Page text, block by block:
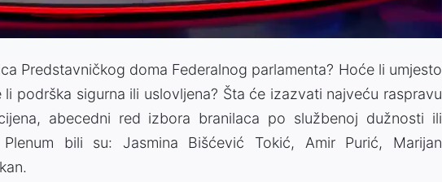
Predstavničkog doma Federalnog parlamenta? Hoće li umjesto
li podrška sigurna ili uslovljena? Šta će izazvati najveću raspravu
abecedni red izbora branilaca po službenoj dužnosti ili
bili su: Jasmina Bišćević Tokić, Amir Purić, Marijan